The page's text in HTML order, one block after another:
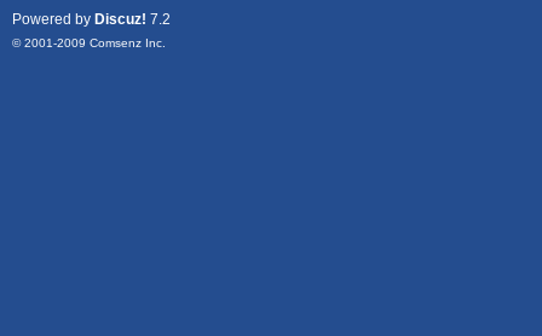
Powered by Discuz! 7.2
© 2001-2009 Comsenz Inc.